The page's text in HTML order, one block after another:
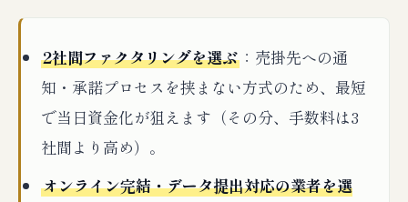
2社間ファクタリングを選ぶ ：売掛先への通
知・承諾プロセスを挟まない方式のため、最短
で当日資金化が狙えます（その分、手数料は3
社間より高め）。
オンライン完結・データ提出対応の業者を選